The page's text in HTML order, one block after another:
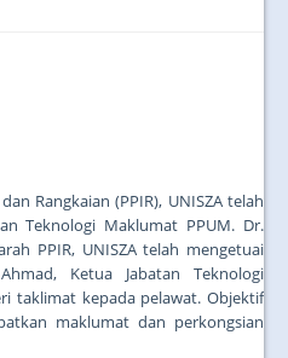
Rangkaian (PPIR), UNISZA telah
Teknologi Maklumat PPUM. Dr.
PPIR, UNISZA telah mengetuai
Ketua Jabatan Teknologi
taklimat kepada pelawat. Objektif
maklumat dan perkongsian